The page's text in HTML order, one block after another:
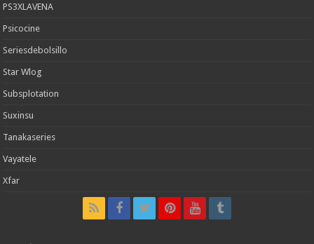
PS3XLAVENA
Psicocine
Seriesdebolsillo
Star Wlog
Subsplotation
Suxinsu
Tanakaseries
Vayatele
Xfar